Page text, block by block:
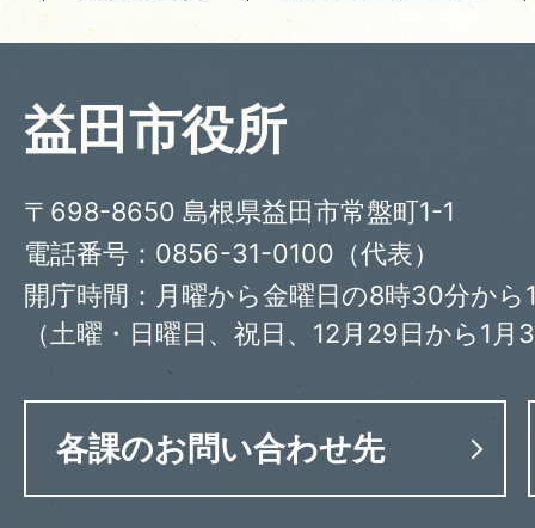
益田市役所
〒698-8650 島根県益田市常盤町1-1
電話番号：0856-31-0100（代表）
開庁時間：月曜から金曜日の8時30分から
（土曜・日曜日、祝日、12月29日から1月
各課のお問い合わせ先